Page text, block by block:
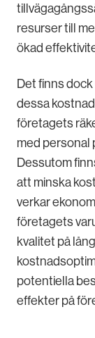
resurser till
ökad
Det finns
dessa
företagets
med personal
Dessutom
att minska
verkar
företagets
kvalitet på
potentiella
effekter på